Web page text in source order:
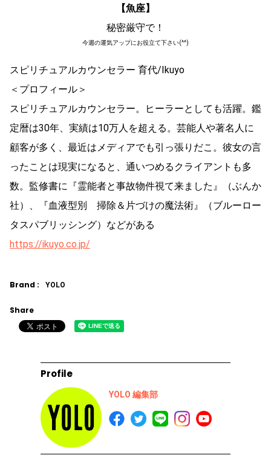
【魚座】
秘密厳守で！
今週の運気アップにお役立て下さい(^^)
スピリチュアルカウンセラー 育代/Ikuyo
＜プロフィール＞
スピリチュアルカウンセラー。ヒーラーとしても活躍。鑑
定暦は30年、実績は10万人を超える。芸能人や著名人に
顧客が多く、最近はメディアでも引っ張りだこ。彼女の言
ったことは現実になると、通いつめるクライアントも多
数。監修書に『霊能者と事故物件視て来ました』（ぶんか
社）、『血液型別 掃除＆片づけの魔法術』（ブルーロー
タスパブリッシング）などがある
https://ikuyo.co.jp/
Brand : YOLO
Share
Profile
YOLO 編集部